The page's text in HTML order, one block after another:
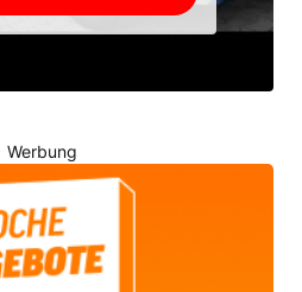
Werbung